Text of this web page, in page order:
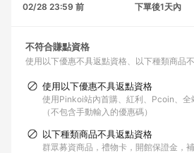
02/28 23:59 前
下單後1天內
不符合賺點資格
使用以下優惠不具返點資格 以下種類商品
使用以下優惠不具返點資格
使用Pinkoi站內首購、紅利、Pcoin、全
（不包含手動輸入的優惠碼）
以下種類商品不具返點資格
群眾募資商品，禮物卡，開館保證金，